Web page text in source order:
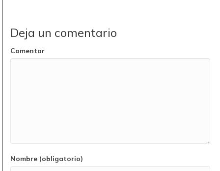
Deja un comentario
Comentar
Nombre (obligatorio)